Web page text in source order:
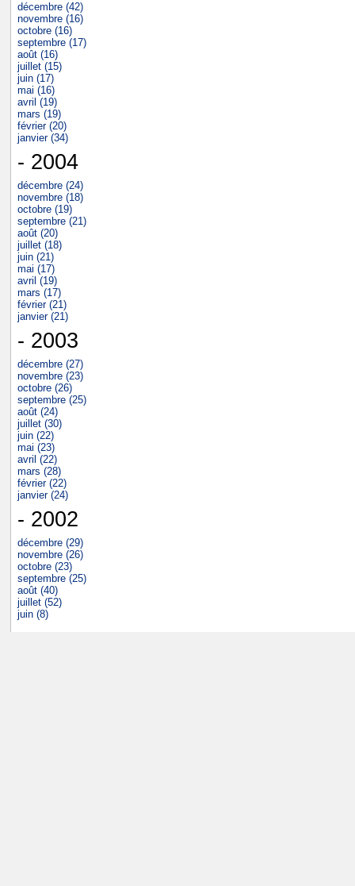
décembre (42)
novembre (16)
octobre (16)
septembre (17)
août (16)
juillet (15)
juin (17)
mai (16)
avril (19)
mars (19)
février (20)
janvier (34)
- 2004
décembre (24)
novembre (18)
octobre (19)
septembre (21)
août (20)
juillet (18)
juin (21)
mai (17)
avril (19)
mars (17)
février (21)
janvier (21)
- 2003
décembre (27)
novembre (23)
octobre (26)
septembre (25)
août (24)
juillet (30)
juin (22)
mai (23)
avril (22)
mars (28)
février (22)
janvier (24)
- 2002
décembre (29)
novembre (26)
octobre (23)
septembre (25)
août (40)
juillet (52)
juin (8)